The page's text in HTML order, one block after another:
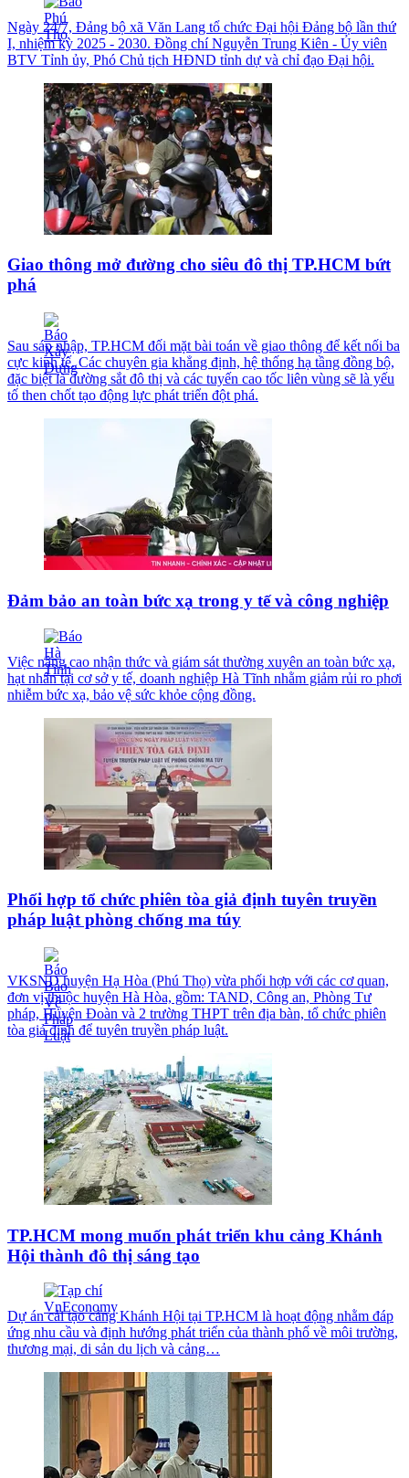
Ngày 24/7, Đảng bộ xã Văn Lang tổ chức Đại hội Đảng bộ lần thứ
I, nhiệm kỳ 2025 - 2030. Đồng chí Nguyễn Trung Kiên - Ủy viên
BTV Tỉnh ủy, Phó Chủ tịch HĐND tỉnh dự và chỉ đạo Đại hội.
Giao thông mở đường cho siêu đô thị TP.HCM bứt
phá
Sau sáp nhập, TP.HCM đối mặt bài toán về giao thông để kết nối ba
cực kinh tế. Các chuyên gia khẳng định, hệ thống hạ tầng đồng bộ,
đặc biệt là đường sắt đô thị và các tuyến cao tốc liên vùng sẽ là yếu
tố then chốt tạo động lực phát triển đột phá.
Đảm bảo an toàn bức xạ trong y tế và công nghiệp
Việc nâng cao nhận thức và giám sát thường xuyên an toàn bức xạ,
hạt nhân tại cơ sở y tế, doanh nghiệp Hà Tĩnh nhằm giảm rủi ro phơi
nhiễm bức xạ, bảo vệ sức khỏe cộng đồng.
Phối hợp tổ chức phiên tòa giả định tuyên truyền
pháp luật phòng chống ma túy
VKSND huyện Hạ Hòa (Phú Thọ) vừa phối hợp với các cơ quan,
đơn vị thuộc huyện Hà Hòa, gồm: TAND, Công an, Phòng Tư
pháp, Huyện Đoàn và 2 trường THPT trên địa bàn, tổ chức phiên
tòa giả định để tuyên truyền pháp luật.
TP.HCM mong muốn phát triển khu cảng Khánh
Hội thành đô thị sáng tạo
Dự án cải tạo cảng Khánh Hội tại TP.HCM là hoạt động nhằm đáp
ứng nhu cầu và định hướng phát triển của thành phố về môi trường,
thương mại, di sản du lịch và cảng…